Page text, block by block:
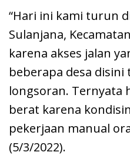
“Hari ini kami turun
Sulanjana,
karena akses jalan
beberapa desa
longsoran. Ternyata
berat karena
pekerjaan manual
(5/3/2022).